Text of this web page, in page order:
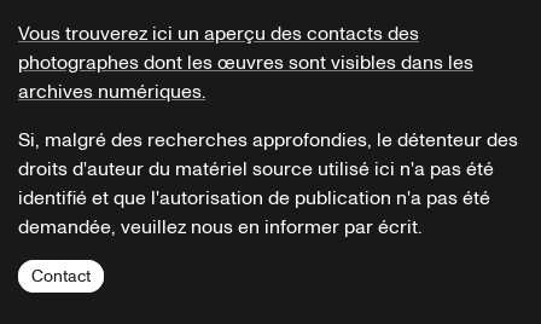
Vous trouverez ici un aperçu des contacts des
photographes dont les œuvres sont visibles dans les
archives numériques.
Si, malgré des recherches approfondies, le détenteur des
droits d'auteur du matériel source utilisé ici n'a pas été
identifié et que l'autorisation de publication n'a pas été
demandée, veuillez nous en informer par écrit.
Contact